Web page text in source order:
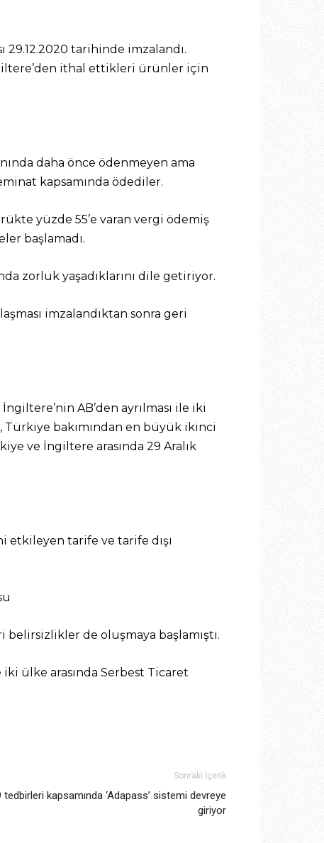
29.12.2020 tarihinde imzalandı.
ithal ettikleri ürünler için
daha önce ödenmeyen ama
kapsamında ödediler.
yüzde 55’e varan vergi ödemiş
başlamadı.
zorluk yaşadıklarını dile getiriyor.
imzalandıktan sonra geri
AB’den ayrılması ile iki
bakımından en büyük ikinci
ve İngiltere arasında 29 Aralık
etkileyen tarife ve tarife dışı
belirsizlikler de oluşmaya başlamıştı.
ülke arasında Serbest Ticaret
Sonraki İçerik
tedbirleri kapsamında ‘Adapass’ sistemi devreye
giriyor